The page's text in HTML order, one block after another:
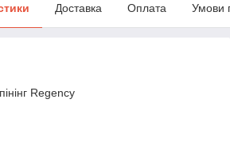
Доставка Оплата Умови
Regency